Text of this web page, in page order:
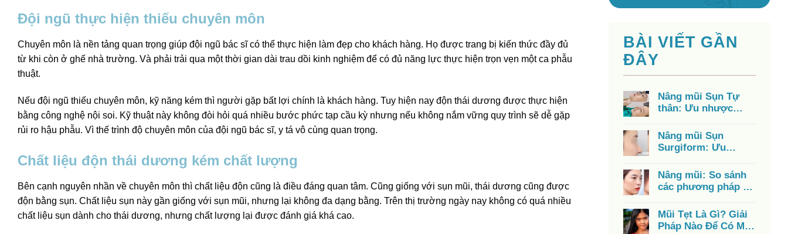
Đội ngũ thực hiện thiếu chuyên môn
Chuyên môn là nền tảng quan trọng giúp đội ngũ bác sĩ có thể thực hiện làm đẹp cho khách hàng. Họ được trang bị kiến thức đầy đủ
từ khi còn ở ghế nhà trường. Và phải trải qua một thời gian dài trau dồi kinh nghiệm để có đủ năng lực thực hiện trọn vẹn một ca phẫu
thuật.
Nếu đội ngũ thiếu chuyên môn, kỹ năng kém thì người gặp bất lợi chính là khách hàng. Tuy hiện nay độn thái dương được thực hiện
bằng công nghệ nội soi. Kỹ thuật này không đòi hỏi quá nhiều bước phức tạp cầu kỳ nhưng nếu không nắm vững quy trình sẽ dễ gặp
rủi ro hậu phẫu. Vì thế trình độ chuyên môn của đội ngũ bác sĩ, y tá vô cùng quan trọng.
Chất liệu độn thái dương kém chất lượng
Bên cạnh nguyên nhần về chuyên môn thì chất liệu độn cũng là điều đáng quan tâm. Cũng giống với sụn mũi, thái dương cũng được
độn bằng sụn. Chất liệu sụn này gần giống với sụn mũi, nhưng lại không đa dạng bằng. Trên thị trường ngày nay không có quá nhiều
chất liệu sụn dành cho thái dương, nhưng chất lượng lại được đánh giá khá cao.
BÀI VIẾT GẦN
ĐÂY
Nâng mũi Sụn Tự
thân: Ưu nhược
không?
Nâng mũi Sụn
Surgiform: Ưu
có tốt không?
Nâng mũi: So sánh
các phương pháp từ
điểm
Mũi Tẹt Là Gì? Giải
Pháp Nào Để Có Mũi